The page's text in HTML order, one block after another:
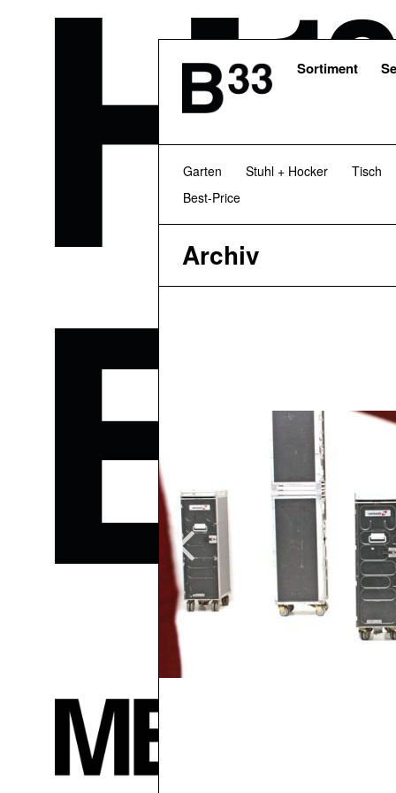
Sortiment
Garten Stuhl + Hocker Tisch
Best-Price
Archiv